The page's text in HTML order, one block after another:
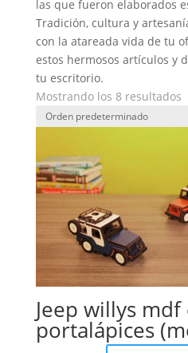
las que fueron elaborados
Tradición, cultura y
con la atareada vida de tu
estos hermosos artículos y
tu escritorio.
Mostrando los 8 resultados
Jeep willys mdf
portalápices